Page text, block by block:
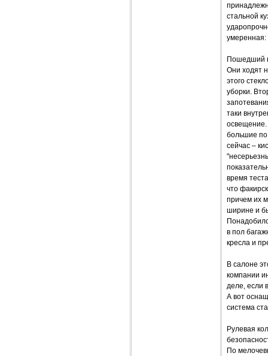
стальной
умеренная:
Пошедший
Они ходят
этого
уборки.
таки
большие по
сейчас –
время
что
причем их
ширине и
в пол
кресла и
В салоне
компании
деле, если
А вот
система
Рулевая
По